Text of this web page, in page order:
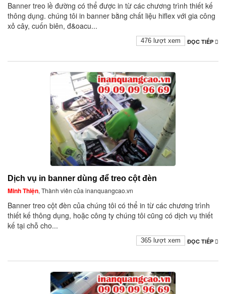
Banner treo lề đường có thể được in từ các chương trình thiết kế
thông dụng. chúng tôi in banner bằng chất liệu hiflex với gia công
xỏ cây, cuốn biên, đ&oacu...
ĐỌC TIẾP
476 lượt xem
Dịch vụ in banner dùng để treo cột đèn
Minh Thiện, Thành viên của inanquangcao.vn
Banner treo cột đèn của chúng tôi có thể in từ các chương trình
thiết kế thông dụng, hoặc công ty chúng tôi cũng có dịch vụ thiết
kế tại chỗ cho...
ĐỌC TIẾP
365 lượt xem